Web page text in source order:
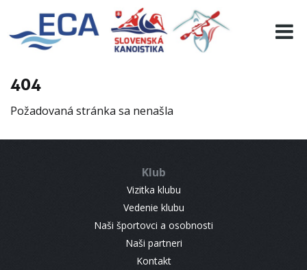
404
Požadovaná stránka sa nenašla
Klub
Vizitka klubu
Vedenie klubu
Naši športovci a osobnosti
Naši partneri
Kontakt
EURO 19
INFO
RESULTS
CONTACT